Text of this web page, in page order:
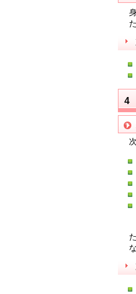
身
た
4
次
た
な